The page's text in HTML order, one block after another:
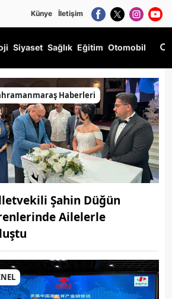
Künye İletişim
Siyaset Sağlık Eğitim Otomobil
Haberleri
Şahin Düğün
Ailelerle